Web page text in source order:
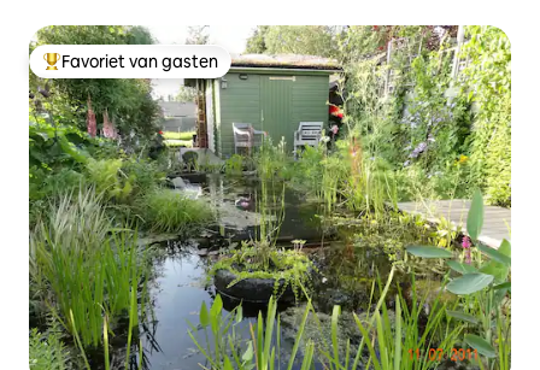
Topfavoriet van gasten
Favoriet van gasten